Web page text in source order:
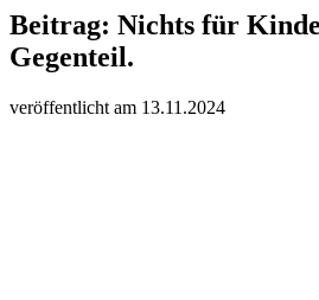
Beitrag: Nichts für
Gegenteil.
veröffentlicht am 13.11.2024